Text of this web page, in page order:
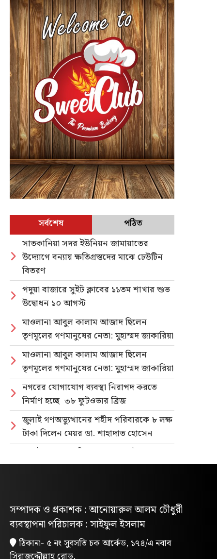
সর্বশেষ
পঠিত
সাতকানিয়া সদর ইউনিয়ন জামায়াতের
উদ্যোগে বন্যায় ক্ষতিগ্রস্তদের মাঝে ঢেউটিন
বিতরণ
পদুয়া বাজারে সুইট ক্লাবের ১১তম শাখার শুভ
উদ্বোধন ১০ আগস্ট
মাওলানা আবুল কালাম আজাদ ছিলেন
তৃণমূলের গণমানুষের নেতা: মুহাম্মদ জাকারিয়া
মাওলানা আবুল কালাম আজাদ ছিলেন
তৃণমূলের গণমানুষের নেতা: মুহাম্মদ জাকারিয়া
নগরের যোগাযোগ ব্যবস্থা নিরাপদ করতে
নির্মাণ হচ্ছে ৩৮ ফুটওভার ব্রিজ
জুলাই গণঅভ্যুত্থানের শহীদ পরিবারকে ৮ লক্ষ
টাকা দিলেন মেয়র ডা. শাহাদাত হোসেন
জুলাই গণহত্যার বিচার ও গণভোটের গণরায়
বাস্তবায়নের দাবিতে জাতীয় ছাত্রশক্তির
পরিবেশবান্ধব ই-রিকশার লাইসেন্স
গণভোটের রায় ও জুলাই সনদ বাস্তবায়নের
দাবিতে লোহাগাড়ায় ছাত্রশিবিরের বিক্ষোভ
সম্পাদক ও প্রকাশক : আনোয়ারুল আলম চৌধুরী
ব্যবস্থাপনা পরিচালক : সাইফুল ইসলাম
ঠিকানা- ৫ নং সুবসতি চক আর্কেড, ১৭৪/এ নবাব